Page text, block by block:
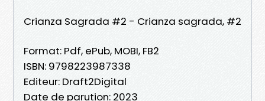
Crianza Sagrada #2 - Crianza sagrada, #2
Format: Pdf, ePub, MOBI, FB2
ISBN: 9798223987338
Editeur: Draft2Digital
Date de parution: 2023